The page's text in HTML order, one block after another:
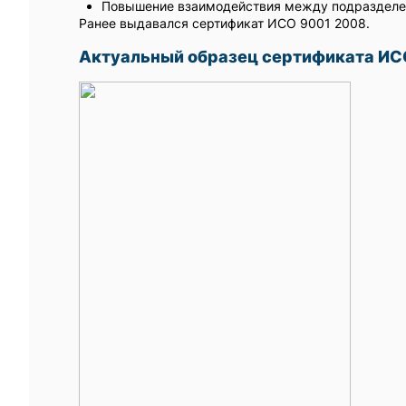
Повышение взаимодействия между
Ранее выдавался сертификат ИСО 9001 2008.
Актуальный образец сертификата